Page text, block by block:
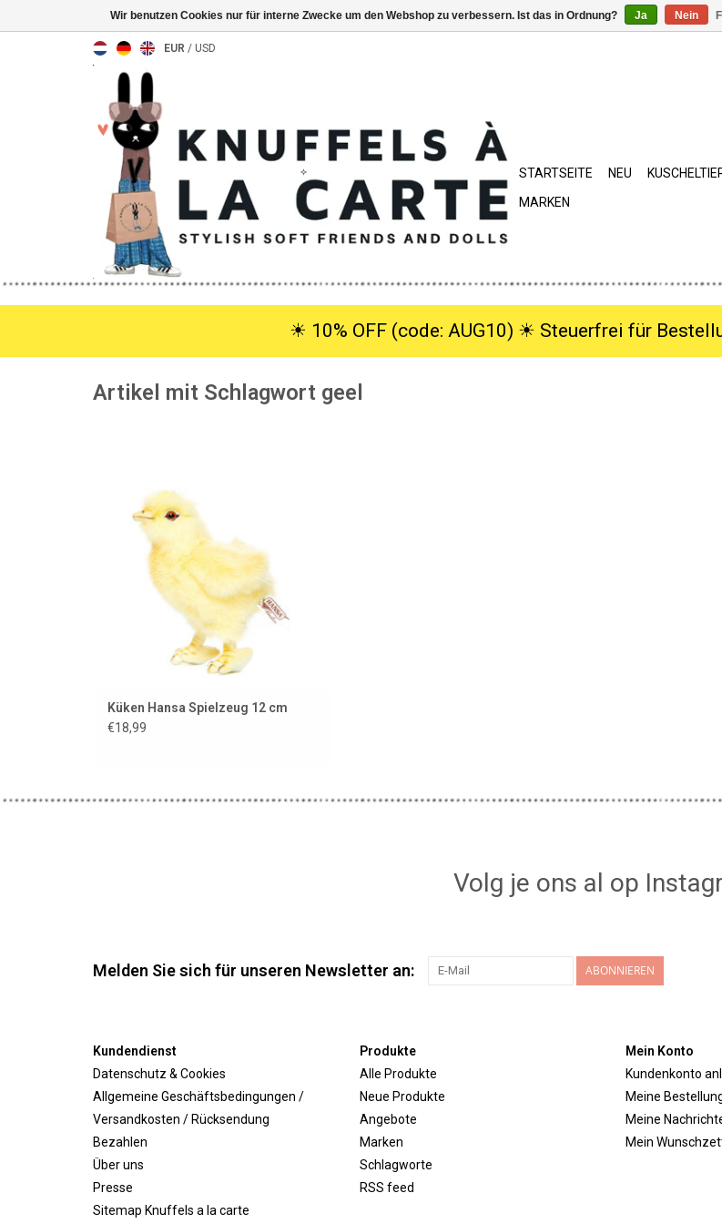
EUR / USD
STARTSEITE NEU
MARKEN
☀︎ 10% OFF (code: AUG10) ☀︎ Steuerfrei für
Artikel mit Schlagwort geel
ZUM WARENKORB HINZUFÜGEN
Küken Hansa Spielzeug 12 cm
€18,99
Volg je ons al op
Melden Sie sich für unseren Newsletter an: ABONNIEREN
Kundendienst
Datenschutz & Cookies
Allgemeine Geschäftsbedingungen /
Versandkosten / Rücksendung
Bezahlen
Über uns
Presse
Sitemap Knuffels a la carte
Produkte
Alle Produkte
Neue Produkte
Angebote
Marken
Schlagworte
RSS feed
Mein Konto
Kundenkonto
Meine
Meine
Mein
Wir benutzen Cookies nur für interne Zwecke um den Webshop zu verbessern. Ist das in Ordnung? Ja Nein